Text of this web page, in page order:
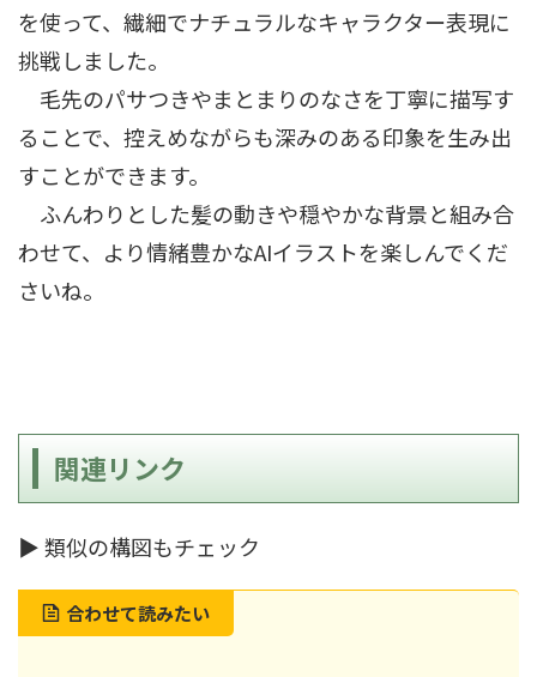
を使って、繊細でナチュラルなキャラクター表現に
挑戦しました。
毛先のパサつきやまとまりのなさを丁寧に描写す
ることで、控えめながらも深みのある印象を生み出
すことができます。
ふんわりとした髪の動きや穏やかな背景と組み合
わせて、より情緒豊かなAIイラストを楽しんでくだ
さいね。
関連リンク
▶ 類似の構図もチェック
合わせて読みたい